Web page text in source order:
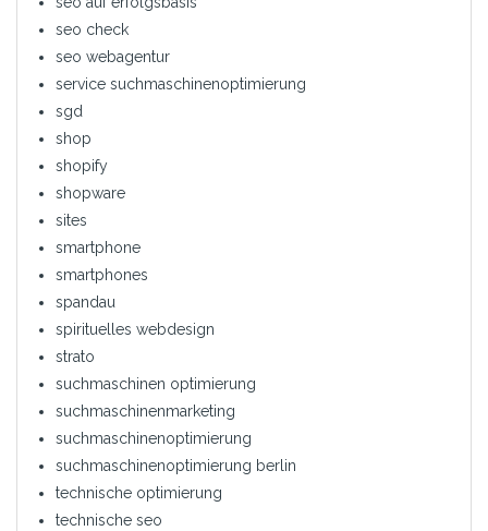
seo check
seo webagentur
service suchmaschinenoptimierung
sgd
shop
shopify
shopware
sites
smartphone
smartphones
spandau
spirituelles webdesign
strato
suchmaschinen optimierung
suchmaschinenmarketing
suchmaschinenoptimierung
suchmaschinenoptimierung berlin
technische optimierung
technische seo